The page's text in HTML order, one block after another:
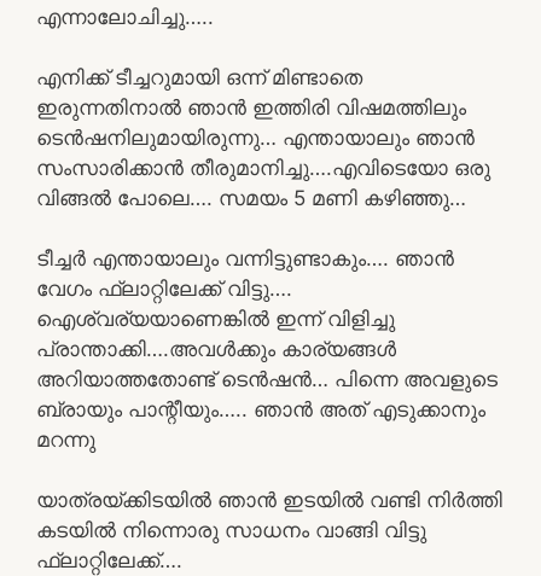
എന്നാലോചിച്ചു…..
എനിക്ക് ടീച്ചറുമായി ഒന്ന് മിണ്ടാതെ
ഇരുന്നതിനാൽ ഞാൻ ഇത്തിരി വിഷമത്തിലും
ടെൻഷനിലുമായിരുന്നു… എന്തായാലും ഞാൻ
സംസാരിക്കാൻ തീരുമാനിച്ചു….എവിടെയോ ഒരു
വിങ്ങൽ പോലെ…. സമയം 5 മണി കഴിഞ്ഞു…
ടീച്ചർ എന്തായാലും വന്നിട്ടുണ്ടാകും…. ഞാൻ
വേഗം ഫ്ലാറ്റിലേക്ക് വിട്ടു….
ഐശ്വര്യയാണെങ്കിൽ ഇന്ന് വിളിച്ചു
പ്രാന്താക്കി….അവൾക്കും കാര്യങ്ങൾ
അറിയാത്തതോണ്ട് ടെൻഷൻ… പിന്നെ അവളുടെ
ബ്രായും പാന്റീയും….. ഞാൻ അത് എടുക്കാനും
മറന്നു
യാത്രയ്ക്കിടയിൽ ഞാൻ ഇടയിൽ വണ്ടി നിർത്തി
കടയിൽ നിന്നൊരു സാധനം വാങ്ങി വിട്ടു
ഫ്ലാറ്റിലേക്ക്….